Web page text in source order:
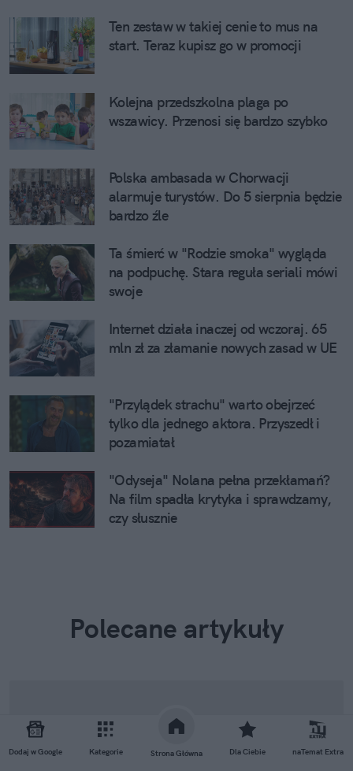
Dodaj w Google Kategorie Strona Główna Dla Ciebie naTemat Extra
Ten zestaw w takiej cenie to mus na
start. Teraz kupisz go w promocji
Kolejna przedszkolna plaga po
wszawicy. Przenosi się bardzo szybko
Polska ambasada w Chorwacji
alarmuje turystów. Do 5 sierpnia będzie
bardzo źle
Ta śmierć w "Rodzie smoka" wygląda
na podpuchę. Stara reguła seriali mówi
swoje
Internet działa inaczej od wczoraj. 65
mln zł za złamanie nowych zasad w UE
"Przylądek strachu" warto obejrzeć
tylko dla jednego aktora. Przyszedł i
pozamiatał
"Odyseja" Nolana pełna przekłamań?
Na film spadła krytyka i sprawdzamy,
czy słusznie
Polecane artykuły